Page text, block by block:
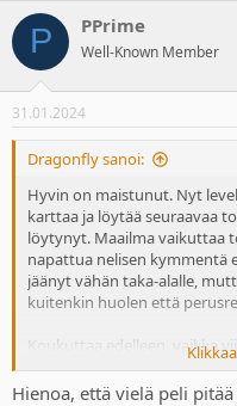
c
i
s
:
P PPrime
Well-Known Member
31.01.2024
Dragonfly sanoi:
Hyvin on maistunut. Nyt
karttaa ja löytää seuraavaa
löytynyt. Maailma vaikuttaa
napattua nelisen kymmentä
jäänyt vähän taka-alalle,
kuitenkin huolen että
Koukuttaa edelleen, vaikka
pelailla.
Hienoa, että vielä peli